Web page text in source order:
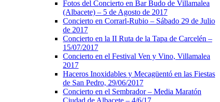
Fotos del Concierto en Bar Budo de Villamalea
(Albacete) – 5 de Agosto de 2017
Concierto en Corrarl-Rubio – Sábado 29 de Julio
de 2017
Concierto en la II Ruta de la Tapa de Carcelén –
15/07/2017
Concierto en el Festival Ven y Vino, Villamalea
2017
Haceros Inoxidables y Mecagüentó en las Fiestas
de San Pedro, 29/06/2017
Concierto en el Sembrador – Media Maratón
Ciudad de Albacete – 4/6/17